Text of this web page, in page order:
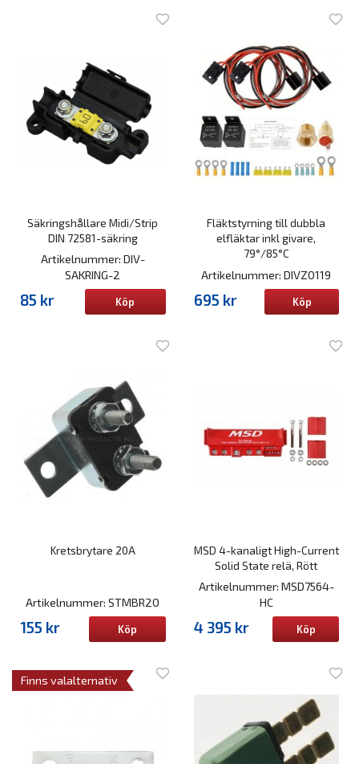
Säkringshållare Midi/Strip
DIN 72581-säkring
Artikelnummer: DIV-
SAKRING-2
85 kr Köp
Fläktstyrning till dubbla
elfläktar inkl givare,
79°/85°C
Artikelnummer: DIVZ0119
695 kr Köp
Kretsbrytare 20A
Artikelnummer: STMBR20
155 kr Köp
MSD 4-kanaligt High-Current
Solid State relä, Rött
Artikelnummer: MSD7564-
HC
4 395 kr Köp
Finns valalternativ